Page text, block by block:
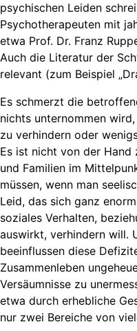
psychischen Leiden
Psychotherapeuten mit
etwa Prof. Dr. Franz
Auch die Literatur der
relevant (zum Beispiel
Es schmerzt die
nichts unternommen
zu verhindern oder
Es ist nicht von der Hand
und Familien im
müssen, wenn man
Leid, das sich ganz
soziales Verhalten,
auswirkt, verhindern will.
beeinflussen diese
Zusammenleben
Versäumnisse zu
etwa durch erhebliche
nur zwei Bereiche von